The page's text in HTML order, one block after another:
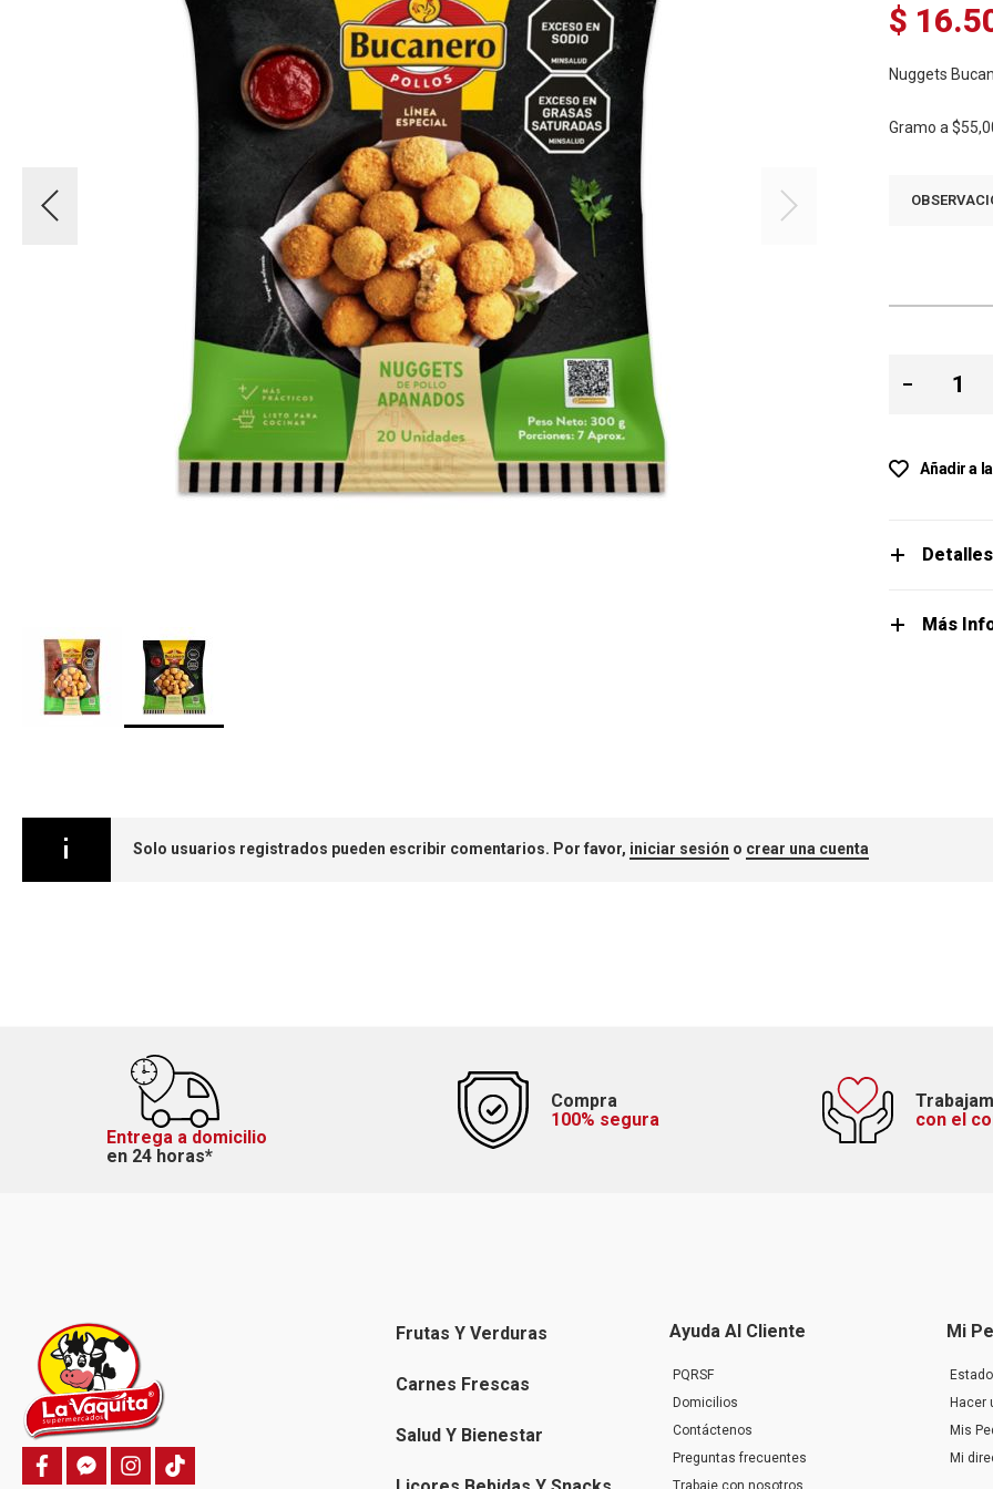
galería
$
Nuggets
Gramo a
Añadir a
Detalles
Más
Solo usuarios registrados pueden escribir comentarios. Por favor, iniciar sesión o crear una cuenta
Entrega a domicilio
en 24 horas*
Compra
100% segura
con el
f f i T
Frutas Y Verduras
Carnes Frescas
Salud Y Bienestar
Ayuda Al Cliente
PQRSF
Domicilios
Contáctenos
Preguntas frecuentes
Trabaje con nosotros
Mi
Hacer
Mis
Mi